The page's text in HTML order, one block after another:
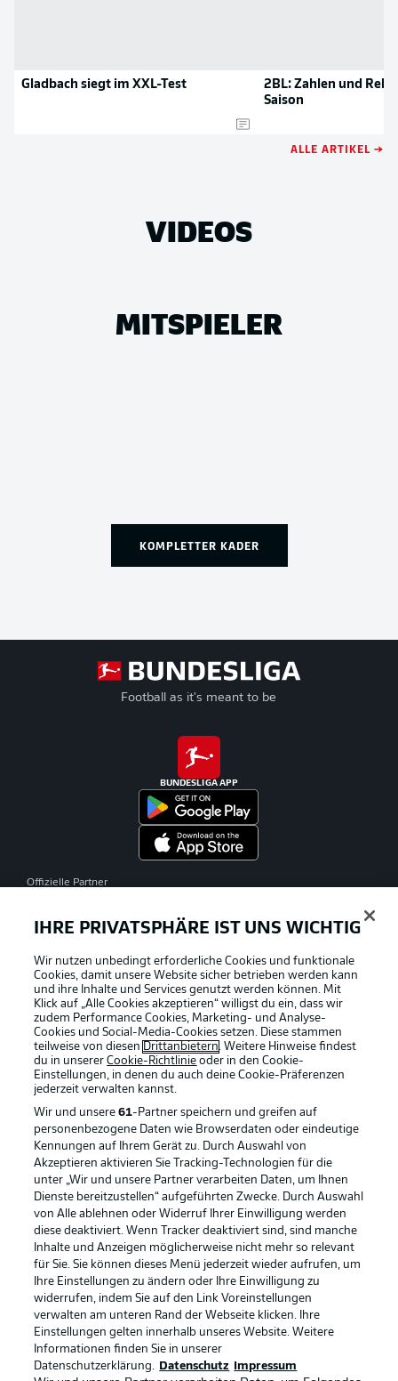
Gladbach siegt im XXL-Test
2BL: Zahlen und
Saison
ALLE ARTIKEL →
VIDEOS
MITSPIELER
KOMPLETTER KADER
Football as it's meant to be
BUNDESLIGA APP
Offizielle Partner
Rechtliche Hinweise Voreinstellungen verwalten
Datenschutz Nutzungsbedingungen
Kontakt Jobs
Impressum Partner
Spieler Liveticker
AGB
IHRE PRIVATSPHÄRE IST UNS WICHTIG
Wir nutzen unbedingt erforderliche Cookies und funktionale
Cookies, damit unsere Website sicher betrieben werden kann
und ihre Inhalte und Services genutzt werden können. Mit
Klick auf „Alle Cookies akzeptieren“ willigst du ein, dass wir
zudem Performance Cookies, Marketing- und Analyse-
Cookies und Social-Media-Cookies setzen. Diese stammen
teilweise von diesen Drittanbietern. Weitere Hinweise findest
du in unsererCookie-Richtlinie oder in den Cookie-
Einstellungen, in denen du auch deine Cookie-Präferenzen
jederzeit verwalten kannst.
Wir und unsere61-Partner speichern und greifen auf
personenbezogene Daten wie Browserdaten oder eindeutige
Kennungen auf Ihrem Gerät zu. Durch Auswahl von
Akzeptieren aktivieren Sie Tracking-Technologien für die
unter „Wir und unsere Partner verarbeiten Daten, um Ihnen
Dienste bereitzustellen“ aufgeführten Zwecke. Durch Auswahl
von Alle ablehnen oder Widerruf Ihrer Einwilligung werden
diese deaktiviert. Wenn Tracker deaktiviert sind, sind manche
Inhalte und Anzeigen möglicherweise nicht mehr so relevant
für Sie. Sie können dieses Menü jederzeit wieder aufrufen, um
Ihre Einstellungen zu ändern oder Ihre Einwilligung zu
widerrufen, indem Sie auf den Link Voreinstellungen
verwalten am unteren Rand der Webseite klicken. Ihre
Einstellungen gelten innerhalb unseres Website. Weitere
Informationen finden Sie in unserer
Datenschutzerklärung.
Datenschutz Impressum